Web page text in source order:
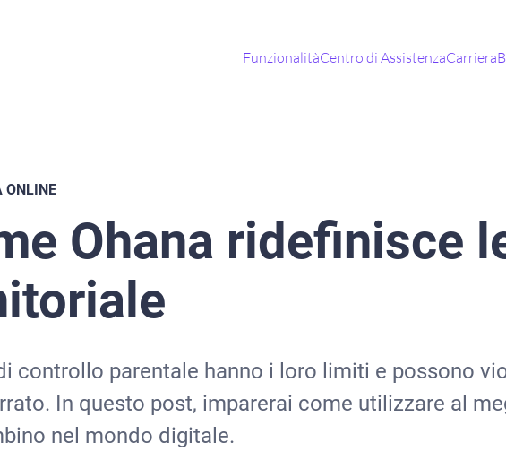
FunzionalitàCentro di AssistenzaCarriera
ONLINE
Ohana ridefinisce
controllo parentale hanno i loro limiti e possono
In questo post, imparerai come utilizzare al
nel mondo digitale.